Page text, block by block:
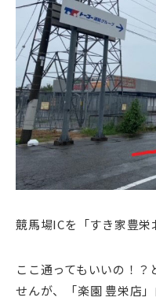
競馬場ICを「すき家豊栄
ここ通ってもいいの！
せんが、「楽園 豊栄店